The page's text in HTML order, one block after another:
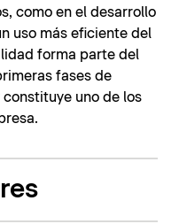
como en el desarrollo
uso más eficiente del
forma parte del
fases de
uno de los